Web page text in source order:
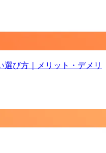
び方｜メリット・デメリ